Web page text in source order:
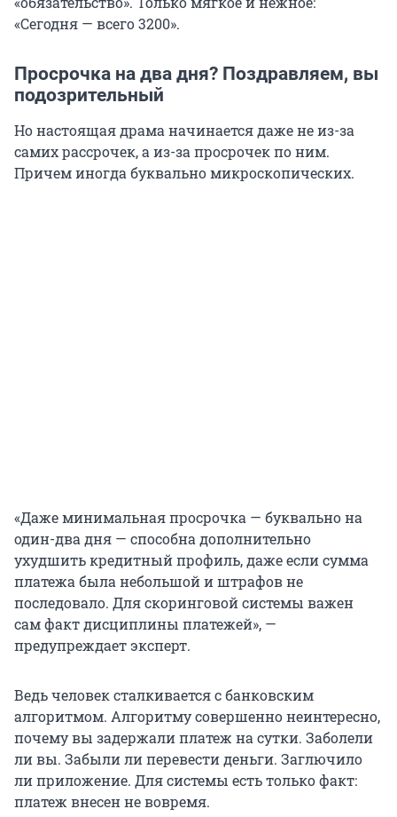
«Сегодня — всего 3200».
Просрочка на два дня? Поздравляем, вы
подозрительный
Но настоящая драма начинается даже не из-за
самих рассрочек, а из-за просрочек по ним.
Причем иногда буквально микроскопических.
«Даже минимальная просрочка — буквально на
один-два дня — способна дополнительно
ухудшить кредитный профиль, даже если сумма
платежа была небольшой и штрафов не
последовало. Для скоринговой системы важен
сам факт дисциплины платежей», —
предупреждает эксперт.
Ведь человек сталкивается с банковским
алгоритмом. Алгоритму совершенно неинтересно,
почему вы задержали платеж на сутки. Заболели
ли вы. Забыли ли перевести деньги. Заглючило
ли приложение. Для системы есть только факт:
платеж внесен не вовремя.